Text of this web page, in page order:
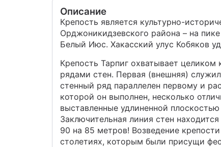
Описание
Крепость является культурно-
Орджоникидзевского района – на
Белый Июс. Хакасский улус Кобяков
Крепость Тарпиг охватывает
рядами стен. Первая (внешняя)
стенный ряд параллелен первому и
которой он выполнен, несколько
выставленные удлиненной
Заключительная линия стен
90 на 85 метров! Возведение
столетиях, которым были присущи